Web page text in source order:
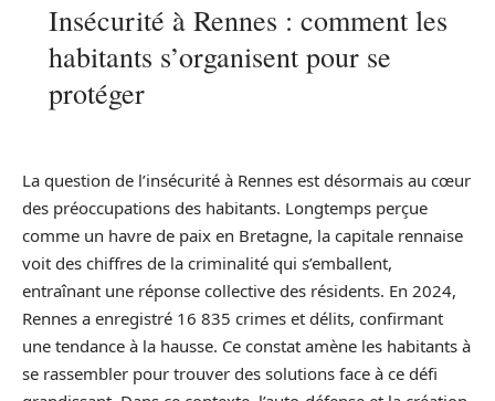
Insécurité à Rennes : comment les
habitants s’organisent pour se
protéger
La question de l’insécurité à Rennes est désormais au cœur
des préoccupations des habitants. Longtemps perçue
comme un havre de paix en Bretagne, la capitale rennaise
voit des chiffres de la criminalité qui s’emballent,
entraînant une réponse collective des résidents. En 2024,
Rennes a enregistré 16 835 crimes et délits, confirmant
une tendance à la hausse. Ce constat amène les habitants à
se rassembler pour trouver des solutions face à ce défi